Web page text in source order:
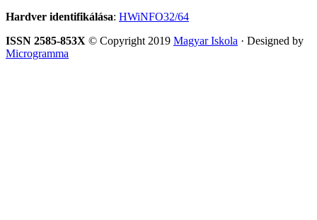
Hardver identifikálása: HWiNFO32/64
ISSN 2585-853X © Copyright 2019 Magyar Iskola · Designed by
Microgramma